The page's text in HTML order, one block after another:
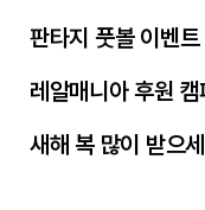
판타지 풋볼 이벤
레알매니아 후원
새해 복 많이 받으